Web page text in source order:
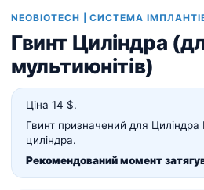
NEOBIOTECH | СИСТЕМА
Гвинт Циліндра
мультиюнітів)
Ціна 14 $.
Гвинт призначений для
циліндра.
Рекомендований момент